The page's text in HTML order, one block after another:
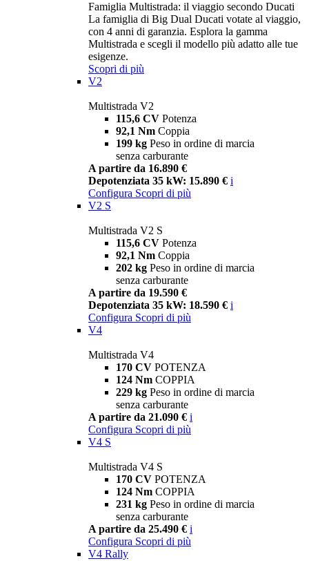
Famiglia Multistrada: il viaggio secondo Ducati
La famiglia di Big Dual Ducati votate al viaggio,
con 4 anni di garanzia. Esplora la gamma
Multistrada e scegli il modello più adatto alle tue
esigenze.
Scopri di più
V2
Multistrada V2
115,6 CV Potenza
92,1 Nm Coppia
199 kg Peso in ordine di marcia
senza carburante
A partire da 16.890 €
Depotenziata 35 kW: 15.890 € i
Configura Scopri di più
V2 S
Multistrada V2 S
115,6 CV Potenza
92,1 Nm Coppia
202 kg Peso in ordine di marcia
senza carburante
A partire da 19.590 €
Depotenziata 35 kW: 18.590 € i
Configura Scopri di più
V4
Multistrada V4
170 CV POTENZA
124 Nm COPPIA
229 kg Peso in ordine di marcia
senza carburante
A partire da 21.090 € i
Configura Scopri di più
V4 S
Multistrada V4 S
170 CV POTENZA
124 Nm COPPIA
231 kg Peso in ordine di marcia
senza carburante
A partire da 25.490 € i
Configura Scopri di più
V4 Rally